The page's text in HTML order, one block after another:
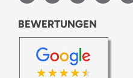
BEWERTUNGEN